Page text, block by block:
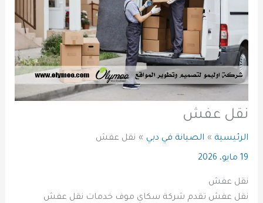
نقل عفش
الرئيسية الصيانة في دبي نقل عفش
19 مايو، 2026
نقل عفش
نقل عفش تقدم شركة سكاي موف خدمات نقل عفش